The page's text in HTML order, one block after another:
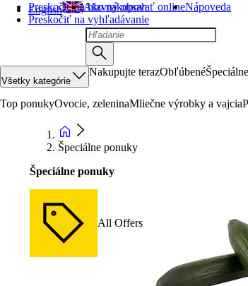
Preskočiť na hlavný obsah
Preskočiť na vyhľadávanie
English Ako nakupovať onlineNápoveda
Všetky kategórie
Nakupujte terazObľúbené
Top ponukyOvocie, zeleninaMliečne výrobky a vajcia
Špeciálne ponuky
Špeciálne ponuky
All Offers